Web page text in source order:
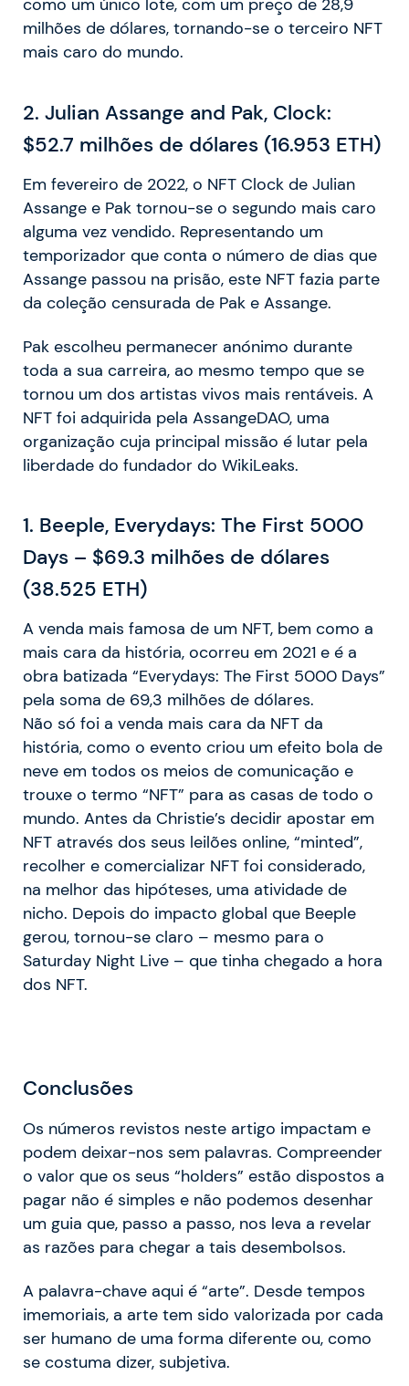
como um único lote, com um preço de 28,9
milhões de dólares, tornando-se o terceiro NFT
mais caro do mundo.
2. Julian Assange and Pak, Clock:
$52.7 milhões de dólares (16.953 ETH)
Em fevereiro de 2022, o NFT Clock de Julian
Assange e Pak tornou-se o segundo mais caro
alguma vez vendido. Representando um
temporizador que conta o número de dias que
Assange passou na prisão, este NFT fazia parte
da coleção censurada de Pak e Assange.
Pak escolheu permanecer anónimo durante
toda a sua carreira, ao mesmo tempo que se
tornou um dos artistas vivos mais rentáveis. A
NFT foi adquirida pela AssangeDAO, uma
organização cuja principal missão é lutar pela
liberdade do fundador do WikiLeaks.
1. Beeple, Everydays: The First 5000
Days – $69.3 milhões de dólares
(38.525 ETH)
A venda mais famosa de um NFT, bem como a
mais cara da história, ocorreu em 2021 e é a
obra batizada “Everydays: The First 5000 Days”
pela soma de 69,3 milhões de dólares.
Não só foi a venda mais cara da NFT da
história, como o evento criou um efeito bola de
neve em todos os meios de comunicação e
trouxe o termo “NFT” para as casas de todo o
mundo. Antes da Christie’s decidir apostar em
NFT através dos seus leilões online, “minted”,
recolher e comercializar NFT foi considerado,
na melhor das hipóteses, uma atividade de
nicho. Depois do impacto global que Beeple
gerou, tornou-se claro – mesmo para o
Saturday Night Live – que tinha chegado a hora
dos NFT.
Conclusões
Os números revistos neste artigo impactam e
podem deixar-nos sem palavras. Compreender
o valor que os seus “holders” estão dispostos a
pagar não é simples e não podemos desenhar
um guia que, passo a passo, nos leva a revelar
as razões para chegar a tais desembolsos.
A palavra-chave aqui é “arte”. Desde tempos
imemoriais, a arte tem sido valorizada por cada
ser humano de uma forma diferente ou, como
se costuma dizer, subjetiva.